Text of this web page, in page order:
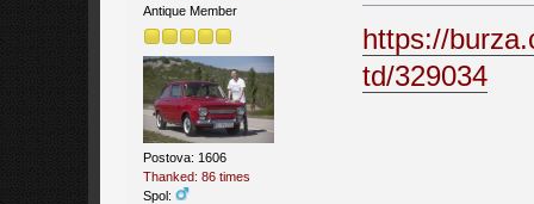
Antique Member
Postova: 1606
Thanked: 86 times
Spol:
https://
td/329034